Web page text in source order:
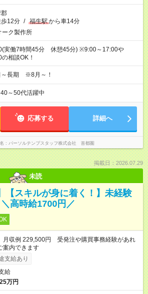
12分 / 福生駅から車14分
ーク製作所
実働7時間45分 休憩45分) ※9:00～17:00や
相談OK！
～長期 ※8月～！
40～50代活躍中
応募する 詳細へ
パーソルテンプスタッフ株式会社 首都圏
掲載日：2026.07.29
未読
【スキルが身に着く！】未経験
高時給1700円／
収例 229,500円 受発注や購買事務経験があれ
案内できます
支給あり
給
万円